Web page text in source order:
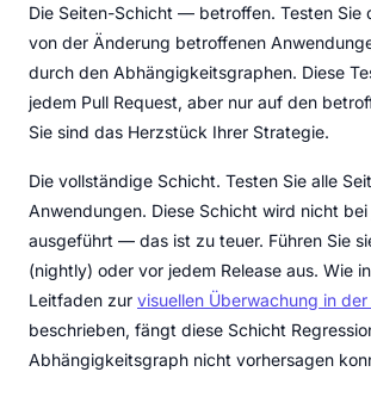
Die Seiten-Schicht — betroffen. Testen Sie
von der Änderung betroffenen
durch den Abhängigkeitsgraphen. Diese
jedem Pull Request, aber nur auf den
Sie sind das Herzstück Ihrer Strategie.
Die vollständige Schicht. Testen Sie alle
Anwendungen. Diese Schicht wird nicht bei
ausgeführt — das ist zu teuer. Führen Sie
(nightly) oder vor jedem Release aus. Wie
Leitfaden zur visuellen Überwachung in
beschrieben, fängt diese Schicht
Abhängigkeitsgraph nicht vorhersagen